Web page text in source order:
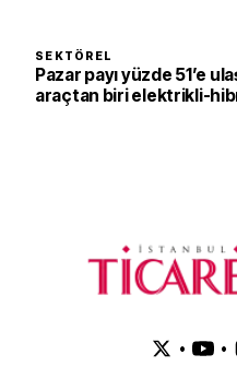
SEKTÖREL
Pazar payı yüzde 51’e
araçtan biri elektrikli-
• •